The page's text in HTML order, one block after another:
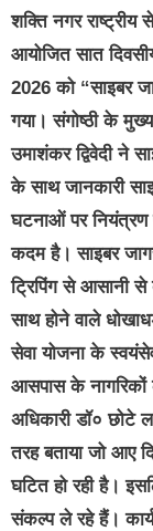
शक्ति नगर
आयोजित सात
2026 को “साइबर
गया। संगोष्ठी के
उमाशंकर द्विवेदी ने
के साथ जानकारी
घटनाओं पर नियंत्रण
कदम है। साइबर
ट्रिपिंग से आसानी
साथ होने वाले
सेवा योजना के
आसपास के
अधिकारी डॉ० छोटे
तरह बताया जो आए
घटित हो रही है।
संकल्प ले रहे हैं।